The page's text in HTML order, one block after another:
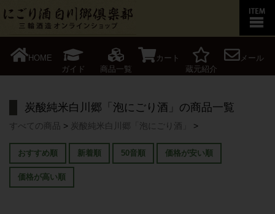
HOME
ガイド
商品一覧
カート
蔵元紹介
メール
炭酸純米白川郷「泡にごり酒」の商品一覧
すべての商品 > 炭酸純米白川郷「泡にごり酒」 >
おすすめ順 新着順 50音順 価格が安い順
価格が高い順